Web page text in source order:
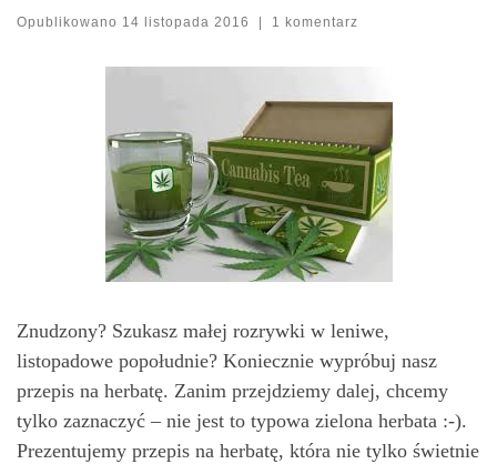
Opublikowano 14 listopada 2016 | 1 komentarz
Znudzony? Szukasz małej rozrywki w leniwe,
listopadowe popołudnie? Koniecznie wypróbuj nasz
przepis na herbatę. Zanim przejdziemy dalej, chcemy
tylko zaznaczyć – nie jest to typowa zielona herbata :-).
Prezentujemy przepis na herbatę, która nie tylko świetnie